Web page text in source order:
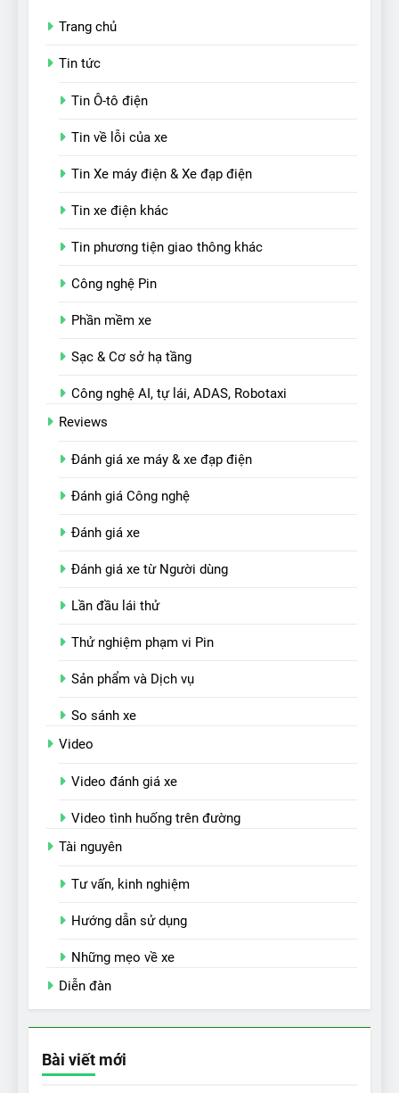
Trang chủ
Tin tức
Tin Ô-tô điện
Tin về lỗi của xe
Tin Xe máy điện & Xe đạp điện
Tin xe điện khác
Tin phương tiện giao thông khác
Công nghệ Pin
Phần mềm xe
Sạc & Cơ sở hạ tầng
Công nghệ AI, tự lái, ADAS, Robotaxi
Reviews
Đánh giá xe máy & xe đạp điện
Đánh giá Công nghệ
Đánh giá xe
Đánh giá xe từ Người dùng
Lần đầu lái thử
Thử nghiệm phạm vi Pin
Sản phẩm và Dịch vụ
So sánh xe
Video
Video đánh giá xe
Video tình huống trên đường
Tài nguyên
Tư vấn, kinh nghiệm
Hướng dẫn sử dụng
Những mẹo về xe
Diễn đàn
Bài viết mới